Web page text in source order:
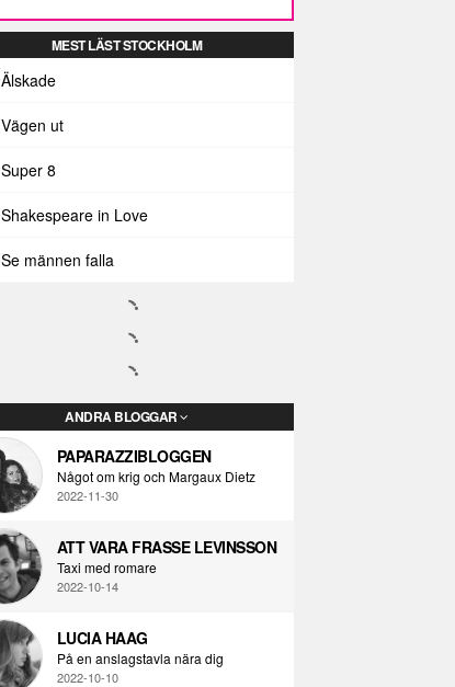
MEST LÄST STOCKHOLM
Älskade
Vägen ut
Super 8
Shakespeare in Love
Se männen falla
ANDRA BLOGGAR
PAPARAZZIBLOGGEN
Något om krig och Margaux Dietz
2022-11-30
ATT VARA FRASSE LEVINSSON
Taxi med romare
2022-10-14
LUCIA HAAG
På en anslagstavla nära dig
2022-10-10